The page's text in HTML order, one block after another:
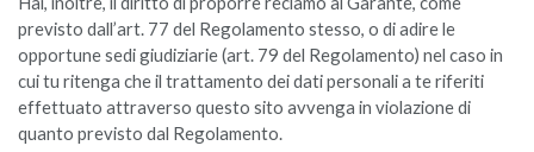
previsto dall’art. 77 del Regolamento stesso, o di adire le
opportune sedi giudiziarie (art. 79 del Regolamento) nel caso in
cui tu ritenga che il trattamento dei dati personali a te riferiti
effettuato attraverso questo sito avvenga in violazione di
quanto previsto dal Regolamento.